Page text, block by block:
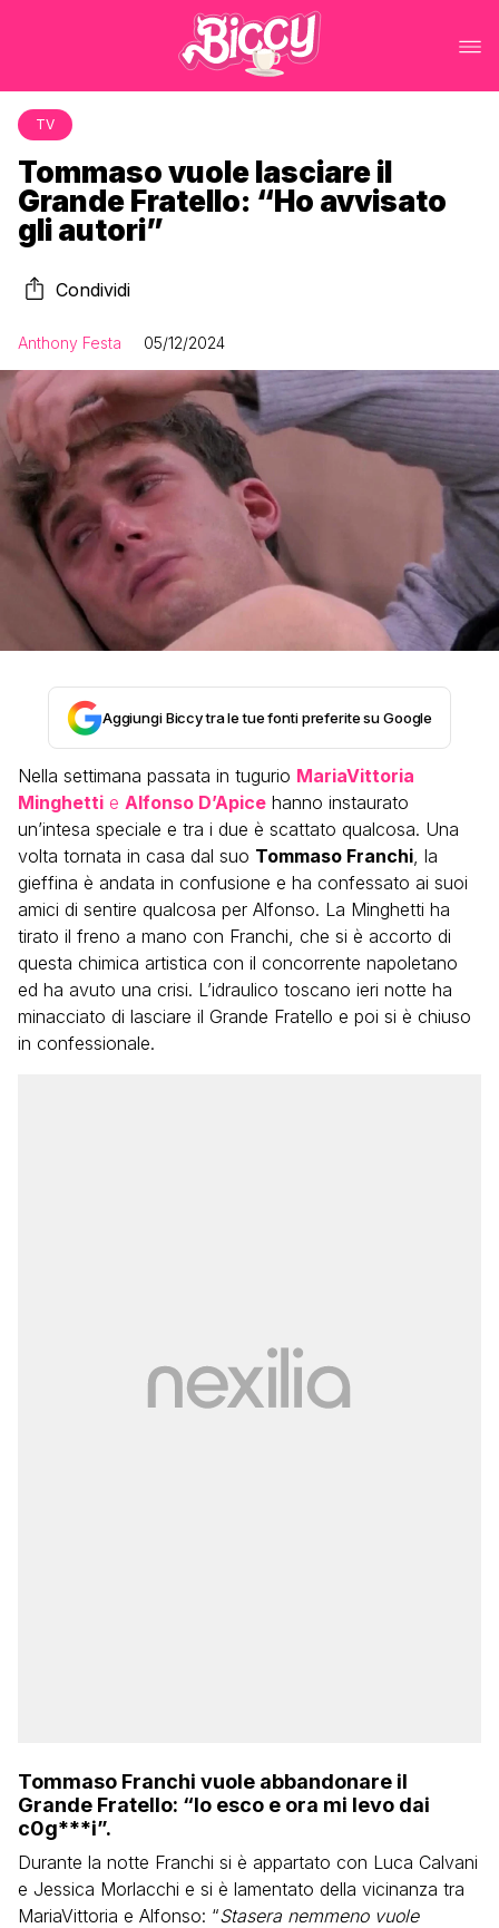
TV
Tommaso vuole lasciare il
Grande Fratello: “Ho avvisato
gli autori”
Condividi
Anthony Festa 05/12/2024
Aggiungi Biccy tra le tue fonti preferite su Google
Nella settimana passata in tugurio MariaVittoria
Minghetti e Alfonso D’Apice hanno instaurato
un’intesa speciale e tra i due è scattato qualcosa. Una
volta tornata in casa dal suo Tommaso Franchi, la
gieffina è andata in confusione e ha confessato ai suoi
amici di sentire qualcosa per Alfonso. La Minghetti ha
tirato il freno a mano con Franchi, che si è accorto di
questa chimica artistica con il concorrente napoletano
ed ha avuto una crisi. L’idraulico toscano ieri notte ha
minacciato di lasciare il Grande Fratello e poi si è chiuso
in confessionale.
Tommaso Franchi vuole abbandonare il
Grande Fratello: “Io esco e ora mi levo dai
c0g***i”.
Durante la notte Franchi si è appartato con Luca Calvani
e Jessica Morlacchi e si è lamentato della vicinanza tra
MariaVittoria e Alfonso: “Stasera nemmeno vuole